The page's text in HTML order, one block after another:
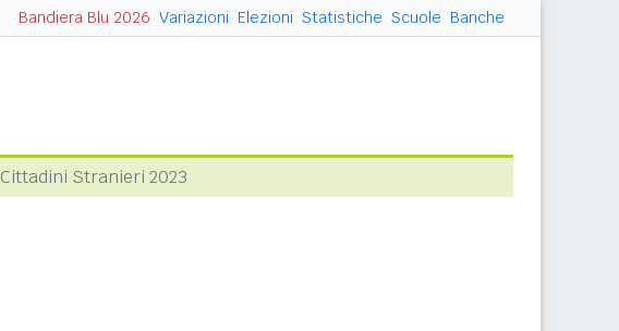
Bandiera Blu 2026 Variazioni Elezioni Statistiche Scuole Banche
Cittadini Stranieri 2023